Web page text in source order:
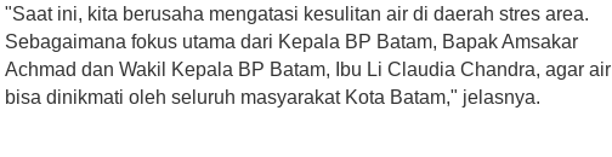
"Saat ini, kita berusaha mengatasi kesulitan air di daerah stres area.
Sebagaimana fokus utama dari Kepala BP Batam, Bapak Amsakar
Achmad dan Wakil Kepala BP Batam, Ibu Li Claudia Chandra, agar air
bisa dinikmati oleh seluruh masyarakat Kota Batam," jelasnya.